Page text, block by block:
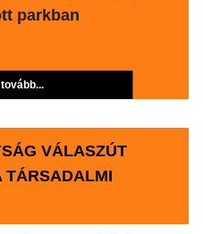
parkban
VÁLASZÚT
TÁRSADALMI